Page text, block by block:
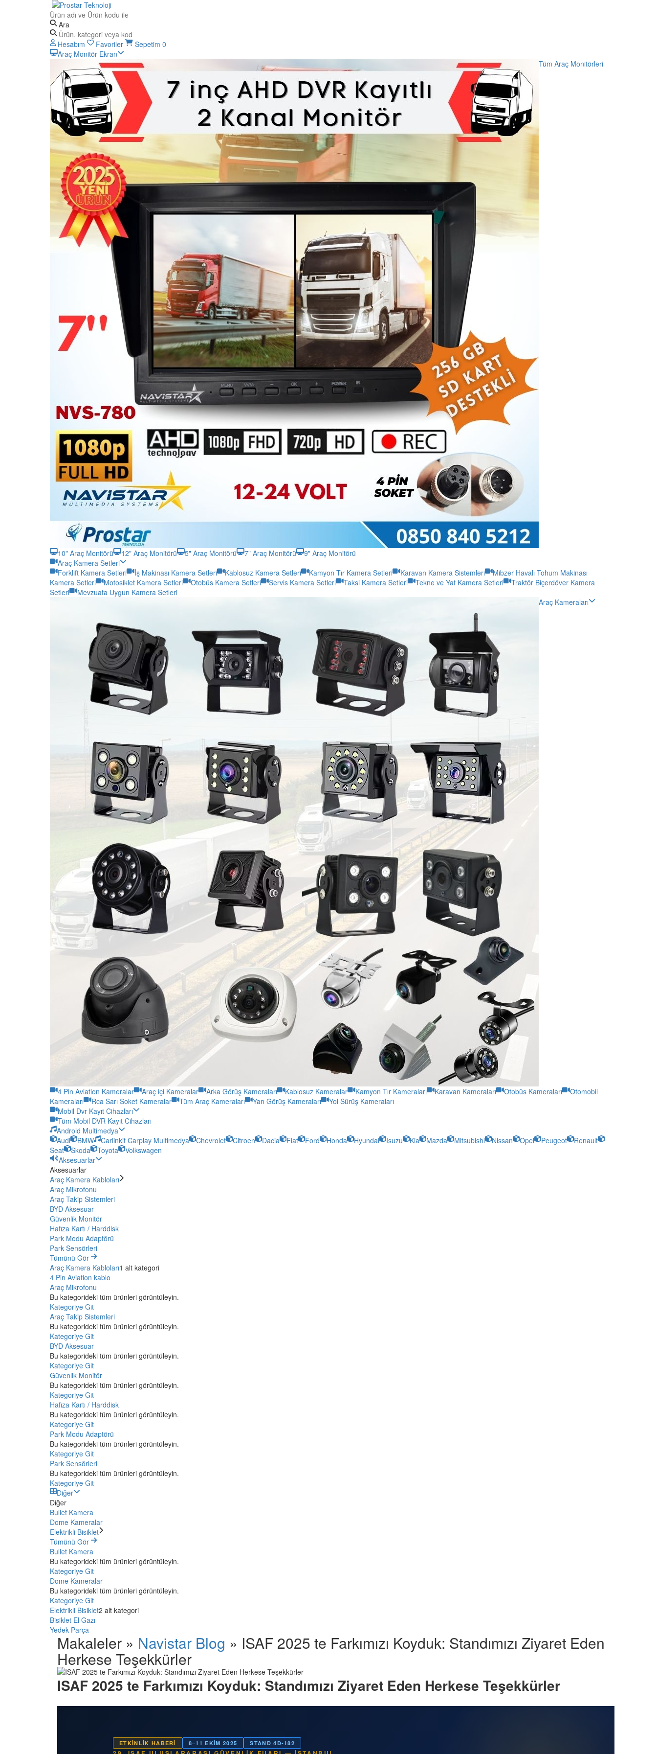
Ara
Hesabım
Favoriler Sepetim 0
Araç Monitör Ekran
Tüm Araç Monitörleri
10" Araç Monitörü 12" Araç Monitörü 5" Araç Monitörü 7" Araç Monitörü
9" Araç Monitörü
Araç Kamera Setleri
Forklift Kamera Setleri
İş Makinası Kamera Setleri Kablosuz Kamera Setleri Kamyon Tır Kamera Setleri Karavan Kamera Sistemleri
Mibzer Havalı Tohum Makinası
Kamera Setleri
Motosiklet Kamera Setleri Otobüs Kamera Setleri Servis Kamera Setleri Taksi Kamera Setleri Tekne ve Yat Kamera Setleri
Traktör Biçerdöver Kamera
Setleri
Mevzuata Uygun Kamera Setleri
Araç Kameraları
4 Pin Aviation Kameralar Araç içi Kameralar Arka Görüş Kameraları Kablosuz Kameralar Kamyon Tır Kameraları Karavan Kameraları Otobüs Kameraları
Otomobil
Kameraları
Rca Sarı Soket Kameralar Tüm Araç Kameraları Yan Görüş Kameraları
Yol Sürüş Kameraları
Mobil Dvr Kayıt Cihazları
Tüm Mobil DVR Kayıt Cihazları
Android Multimedya
Audi
BMW Carlinkit Carplay Multimedya Chevrolet Citroen Dacia Fiat Ford Honda Hyundai Isuzu Kia Mazda Mitsubishi Nissan Opel Peugeot
Renault
Seat
Skoda Toyota
Volkswagen
Aksesuarlar
Aksesuarlar
Araç Kamera Kabloları
Araç Mikrofonu
Araç Takip Sistemleri
BYD Aksesuar
Güvenlik Monitör
Hafıza Kartı / Harddisk
Park Modu Adaptörü
Park Sensörleri
Tümünü Gör
Araç Kamera Kabloları1 alt kategori
4 Pin Aviation kablo
Araç Mikrofonu
Bu kategorideki tüm ürünleri görüntüleyin.
Kategoriye Git
Araç Takip Sistemleri
Bu kategorideki tüm ürünleri görüntüleyin.
Kategoriye Git
BYD Aksesuar
Bu kategorideki tüm ürünleri görüntüleyin.
Kategoriye Git
Güvenlik Monitör
Bu kategorideki tüm ürünleri görüntüleyin.
Kategoriye Git
Hafıza Kartı / Harddisk
Bu kategorideki tüm ürünleri görüntüleyin.
Kategoriye Git
Park Modu Adaptörü
Bu kategorideki tüm ürünleri görüntüleyin.
Kategoriye Git
Park Sensörleri
Bu kategorideki tüm ürünleri görüntüleyin.
Kategoriye Git
Diğer
Diğer
Bullet Kamera
Dome Kameralar
Elektrikli Bisiklet
Tümünü Gör
Bullet Kamera
Bu kategorideki tüm ürünleri görüntüleyin.
Kategoriye Git
Dome Kameralar
Bu kategorideki tüm ürünleri görüntüleyin.
Kategoriye Git
Elektrikli Bisiklet2 alt kategori
Bisiklet El Gazı
Yedek Parça
Makaleler » Navistar Blog » ISAF 2025 te Farkımızı Koyduk: Standımızı Ziyaret Eden
Herkese Teşekkürler
ISAF 2025 te Farkımızı Koyduk: Standımızı Ziyaret Eden Herkese Teşekkürler
ETKINLIK HABERI 8–11 EKIM 2025 STAND 4D-182